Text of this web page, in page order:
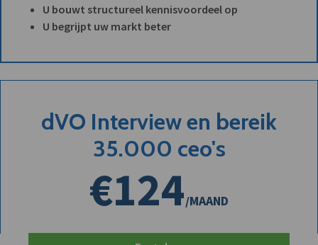
U bouwt structureel kennisvoordeel op
U begrijpt uw markt beter
dVO Interview en bereik
35.000 ceo's
€124/MAAND